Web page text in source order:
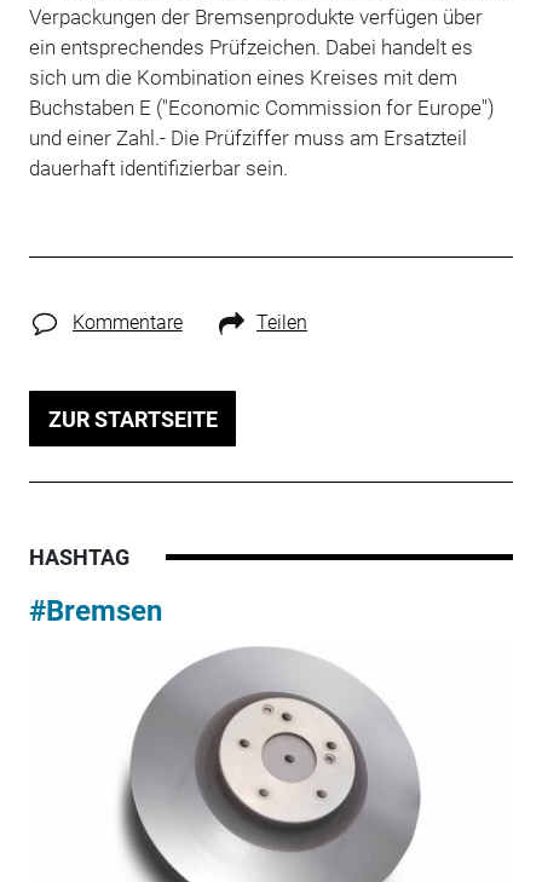
Verpackungen der Bremsenprodukte verfügen über
ein entsprechendes Prüfzeichen. Dabei handelt es
sich um die Kombination eines Kreises mit dem
Buchstaben E ("Economic Commission for Europe")
und einer Zahl.- Die Prüfziffer muss am Ersatzteil
dauerhaft identifizierbar sein.
Kommentare Teilen
ZUR STARTSEITE
HASHTAG
#Bremsen